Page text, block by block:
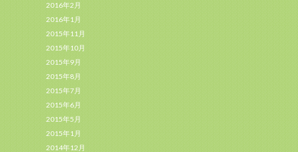
2016年2月
2016年1月
2015年11月
2015年10月
2015年9月
2015年8月
2015年7月
2015年6月
2015年5月
2015年1月
2014年12月